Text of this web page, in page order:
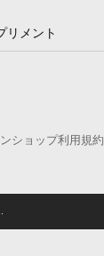
リメント
ショップ利用規約